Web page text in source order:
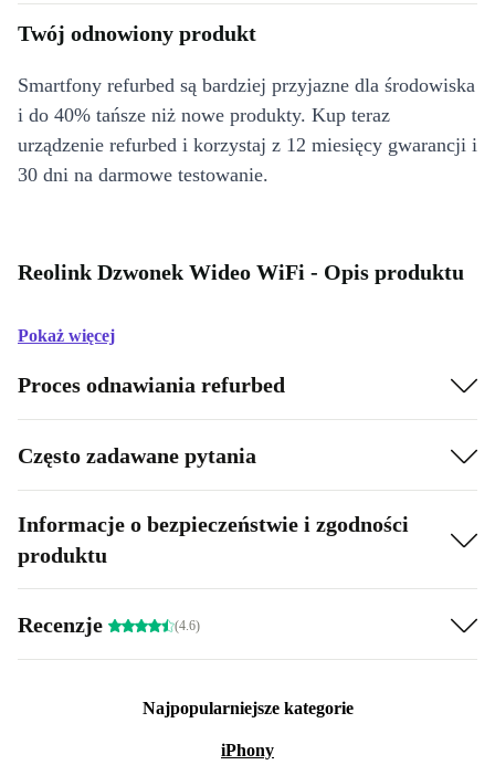
Twój odnowiony produkt
Smartfony refurbed są bardziej przyjazne dla środowiska
i do 40% tańsze niż nowe produkty. Kup teraz
urządzenie refurbed i korzystaj z 12 miesięcy gwarancji i
30 dni na darmowe testowanie.
Reolink Dzwonek Wideo WiFi - Opis produktu
Pokaż więcej
Proces odnawiania refurbed
Często zadawane pytania
Informacje o bezpieczeństwie i zgodności
produktu
Recenzje (4.6)
Najpopularniejsze kategorie
iPhony